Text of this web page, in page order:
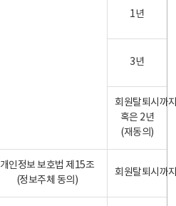
1년
3년
회원탈퇴시까
혹은 2년
(재동의)
개인정보 보호법 제15조
(정보주체 동의)
회원탈퇴시까